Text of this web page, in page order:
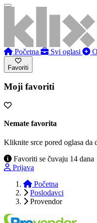
Početna Svi oglasi
Favoriti
Moji favoriti
Nemate favorita
Kliknite srce pored oglasa da
Favoriti se čuvaju 14 dana
Prijava
Početna
Poslodavci
Provendor